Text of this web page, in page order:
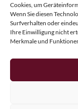
Cookies, um
Wenn Sie diesen
Surfverhalten oder
Ihre Einwilligung nicht
Merkmale und
94166 Stubenberg
Deutschland
Tel.:+49 (0)8574 -
Copyright ©